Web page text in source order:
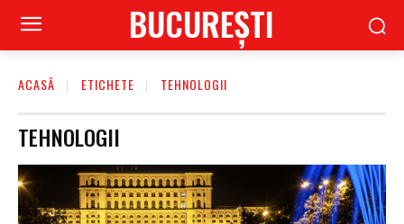
BUCUREŞTI
ACASĂ ETICHETE TEHNOLOGII
TEHNOLOGII